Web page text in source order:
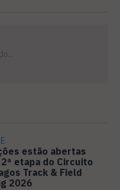
estão abertas
2ª etapa do Circuito
Track & Field
2026